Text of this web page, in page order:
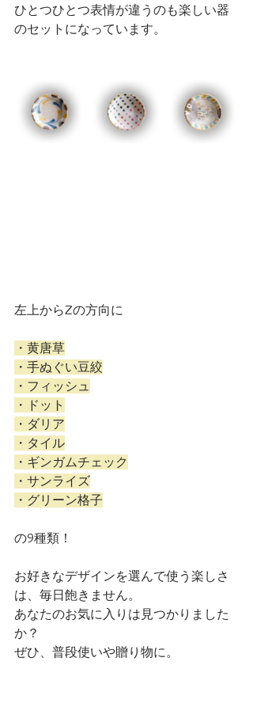
ひとつひとつ表情が違うのも楽しい器
のセットになっています。
左上からZの方向に
・黄唐草
・手ぬぐい豆絞
・フィッシュ
・ドット
・ダリア
・タイル
・ギンガムチェック
・サンライズ
・グリーン格子
の9種類！
お好きなデザインを選んで使う楽しさ
は、毎日飽きません。
あなたのお気に入りは見つかりました
か？
ぜひ、普段使いや贈り物に。